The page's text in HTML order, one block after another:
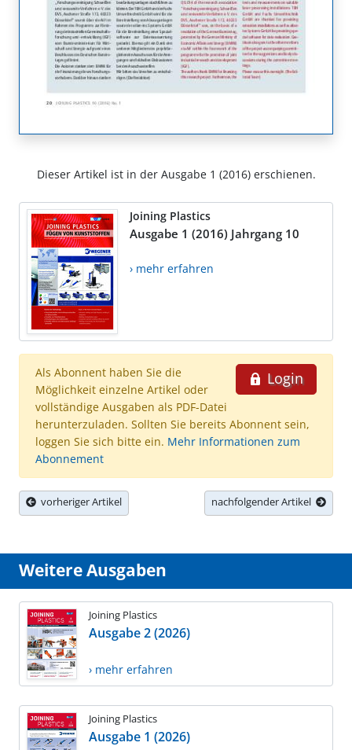
Dieser Artikel ist in der Ausgabe 1 (2016) erschienen.
Joining Plastics
Ausgabe 1 (2016) Jahrgang 10
› mehr erfahren
Login
Als Abonnent haben Sie die
Möglichkeit einzelne Artikel oder
vollständige Ausgaben als PDF-Datei
herunterzuladen. Sollten Sie bereits Abonnent sein,
loggen Sie sich bitte ein. Mehr Informationen zum
Abonnement
vorheriger Artikel nachfolgender Artikel
Weitere Ausgaben
Joining Plastics
Ausgabe 2 (2026)
› mehr erfahren
Joining Plastics
Ausgabe 1 (2026)